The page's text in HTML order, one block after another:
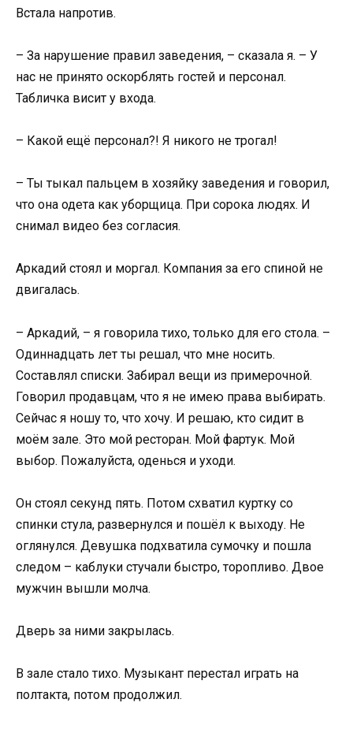
Встала напротив.
– За нарушение правил заведения, – сказала я. – У
нас не принято оскорблять гостей и персонал.
Табличка висит у входа.
– Какой ещё персонал?! Я никого не трогал!
– Ты тыкал пальцем в хозяйку заведения и говорил,
что она одета как уборщица. При сорока людях. И
снимал видео без согласия.
Аркадий стоял и моргал. Компания за его спиной не
двигалась.
– Аркадий, – я говорила тихо, только для его стола. –
Одиннадцать лет ты решал, что мне носить.
Составлял списки. Забирал вещи из примерочной.
Говорил продавцам, что я не имею права выбирать.
Сейчас я ношу то, что хочу. И решаю, кто сидит в
моём зале. Это мой ресторан. Мой фартук. Мой
выбор. Пожалуйста, оденься и уходи.
Он стоял секунд пять. Потом схватил куртку со
спинки стула, развернулся и пошёл к выходу. Не
оглянулся. Девушка подхватила сумочку и пошла
следом – каблуки стучали быстро, торопливо. Двое
мужчин вышли молча.
Дверь за ними закрылась.
В зале стало тихо. Музыкант перестал играть на
полтакта, потом продолжил.